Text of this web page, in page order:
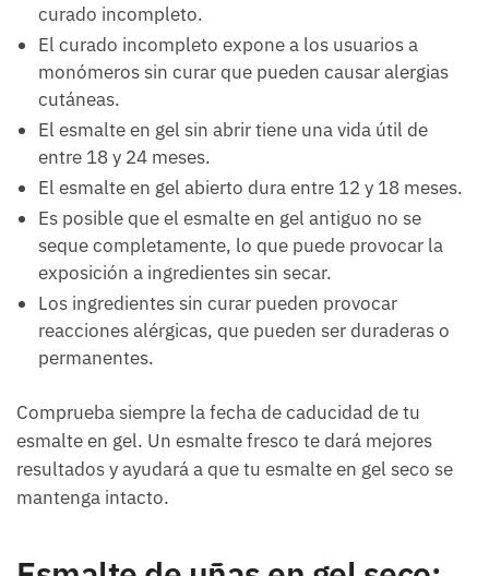
curado incompleto.
El curado incompleto expone a los usuarios a
monómeros sin curar que pueden causar alergias
cutáneas.
El esmalte en gel sin abrir tiene una vida útil de
entre 18 y 24 meses.
El esmalte en gel abierto dura entre 12 y 18 meses.
Es posible que el esmalte en gel antiguo no se
seque completamente, lo que puede provocar la
exposición a ingredientes sin secar.
Los ingredientes sin curar pueden provocar
reacciones alérgicas, que pueden ser duraderas o
permanentes.
Comprueba siempre la fecha de caducidad de tu
esmalte en gel. Un esmalte fresco te dará mejores
resultados y ayudará a que tu esmalte en gel seco se
mantenga intacto.